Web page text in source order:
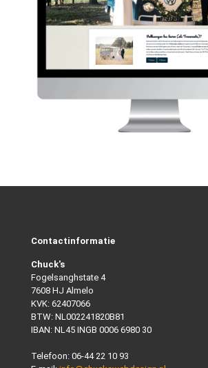
Contactinformatie
Chuck's
Fogelsanghstate 4
7608 HJ Almelo
KVK: 62407066
BTW: NL002241820B81
IBAN: NL45 INGB 0006 6980 30
Telefoon: 06-44 22 10 93